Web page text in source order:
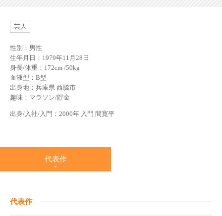
芸人
性別：男性
生年月日：1979年11月28日
身長/体重：172cm /50kg
血液型：B型
出身地：兵庫県 西脇市
趣味：マラソン/貯金
出身/入社/入門：2000年 入門 間寛平
代表作
代表作